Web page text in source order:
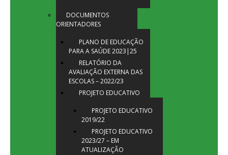
DOCUMENTOS
ORIENTADORES
PLANO DE EDUCAÇÃO
PARA A SAÚDE 2023|25
RELATÓRIO DA
AVALIAÇÃO EXTERNA DAS
ESCOLAS – 2022/23
PROJETO EDUCATIVO
PROJETO EDUCATIVO
2019/22
PROJETO EDUCATIVO
2023/27 – EM
ATUALIZAÇÃO